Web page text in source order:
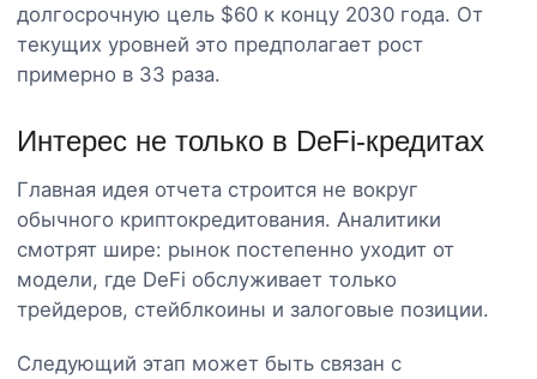
долгосрочную цель $60 к концу 2030 года. От
текущих уровней это предполагает рост
примерно в 33 раза.
Интерес не только в DeFi-кредитах
Главная идея отчета строится не вокруг
обычного криптокредитования. Аналитики
смотрят шире: рынок постепенно уходит от
модели, где DeFi обслуживает только
трейдеров, стейблкоины и залоговые позиции.
Следующий этап может быть связан с